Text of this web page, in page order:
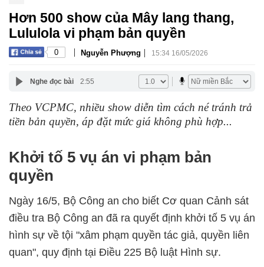
Hơn 500 show của Mây lang thang,
Lululola vi phạm bản quyền
0 | Nguyễn Phượng | 15:34 16/05/2026
Nghe đọc bài 2:55
Theo VCPMC, nhiều show diễn tìm cách né tránh trả
tiền bản quyền, áp đặt mức giá không phù hợp...
Khởi tố 5 vụ án vi phạm bản
quyền
Ngày 16/5, Bộ Công an cho biết Cơ quan Cảnh sát
điều tra Bộ Công an đã ra quyết định khởi tố 5 vụ án
hình sự về tội "xâm phạm quyền tác giả, quyền liên
quan", quy định tại Điều 225 Bộ luật Hình sự.